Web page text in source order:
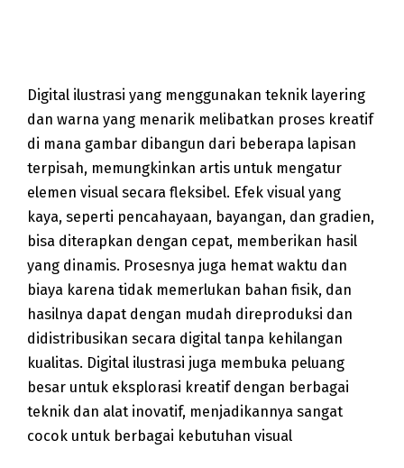
Digital ilustrasi yang menggunakan teknik layering
dan warna yang menarik melibatkan proses kreatif
di mana gambar dibangun dari beberapa lapisan
terpisah, memungkinkan artis untuk mengatur
elemen visual secara fleksibel. Efek visual yang
kaya, seperti pencahayaan, bayangan, dan gradien,
bisa diterapkan dengan cepat, memberikan hasil
yang dinamis. Prosesnya juga hemat waktu dan
biaya karena tidak memerlukan bahan fisik, dan
hasilnya dapat dengan mudah direproduksi dan
didistribusikan secara digital tanpa kehilangan
kualitas. Digital ilustrasi juga membuka peluang
besar untuk eksplorasi kreatif dengan berbagai
teknik dan alat inovatif, menjadikannya sangat
cocok untuk berbagai kebutuhan visual